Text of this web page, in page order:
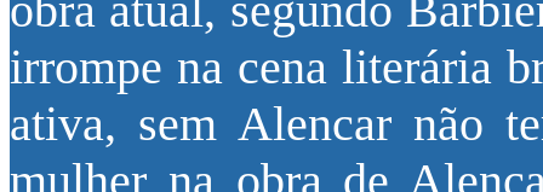
irrompe na cena literária
ativa, sem Alencar não
mulher na obra de